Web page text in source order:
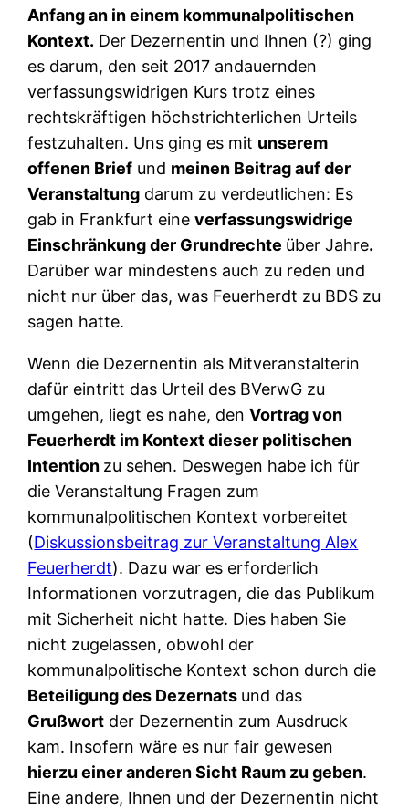
Anfang an in einem kommunalpolitischen
Kontext. Der Dezernentin und Ihnen (?) ging
es darum, den seit 2017 andauernden
verfassungswidrigen Kurs trotz eines
rechtskräftigen höchstrichterlichen Urteils
festzuhalten. Uns ging es mit unserem
offenen Brief und meinen Beitrag auf der
Veranstaltung darum zu verdeutlichen: Es
gab in Frankfurt eineverfassungswidrige
Einschränkung der Grundrechte über Jahre.
Darüber war mindestens auch zu reden und
nicht nur über das, was Feuerherdt zu BDS zu
sagen hatte.
Wenn die Dezernentin als Mitveranstalterin
dafür eintritt das Urteil des BVerwG zu
umgehen, liegt es nahe, denVortrag von
Feuerherdt im Kontext dieser politischen
Intention zu sehen. Deswegen habe ich für
die Veranstaltung Fragen zum
kommunalpolitischen Kontext vorbereitet
(Diskussionsbeitrag zur Veranstaltung Alex
Feuerherdt). Dazu war es erforderlich
Informationen vorzutragen, die das Publikum
mit Sicherheit nicht hatte. Dies haben Sie
nicht zugelassen, obwohl der
kommunalpolitische Kontext schon durch die
Beteiligung des Dezernats und das
Grußwort der Dezernentin zum Ausdruck
kam. Insofern wäre es nur fair gewesen
hierzu einer anderen Sicht Raum zu geben.
Eine andere, Ihnen und der Dezernentin nicht